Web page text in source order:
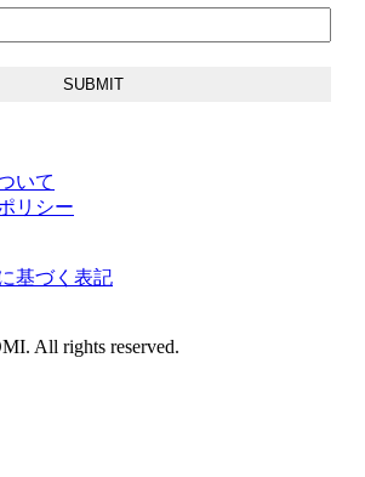
いて
リシー
基づく表記
All rights reserved.